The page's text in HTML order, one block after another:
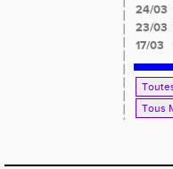
24/03
23/03
17/03